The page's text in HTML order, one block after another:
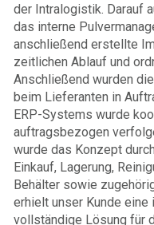
der Intralogistik. Darauf
das interne
anschließend erstellte
zeitlichen Ablauf und
Anschließend wurden
beim Lieferanten in
ERP-Systems wurde
auftragsbezogen
wurde das Konzept
Einkauf, Lagerung,
Behälter sowie
erhielt unser Kunde
vollständige Lösung für